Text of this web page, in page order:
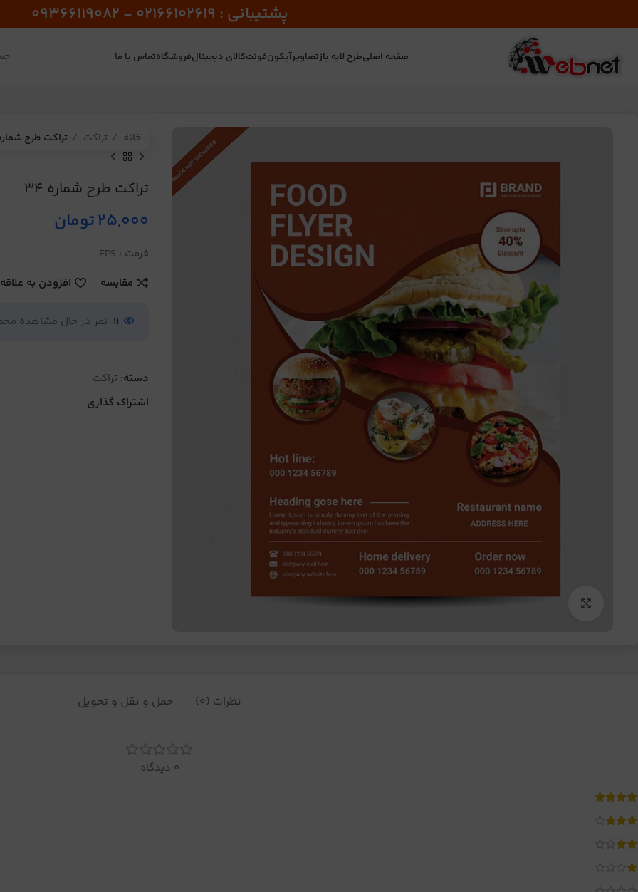
پشتیبانی : 02166102619 - 09366119082
صفحه اصلیطرح لایه بازتصاویرآیکونفونتکالای دیجیتالفروشگاهتماس با ما
برای بزرگنمایی کلیک کنید
خانه تراکت تراکت طرح شماره
تراکت طرح شماره 34
25,000تومان
فرمت : EPS
مقایسه
افزودن به
11 نفر در حال مشاهده
دسته: تراکت
اشتراک گذاری
نظرات (0) حمل و نقل و تحویل
0 دیدگاه